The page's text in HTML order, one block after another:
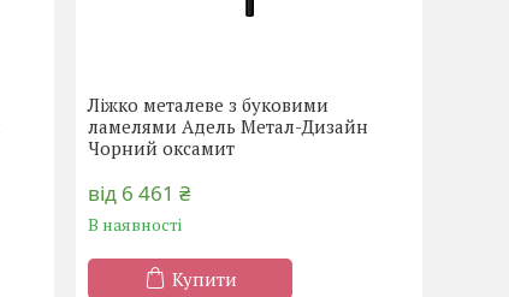
Ліжко металеве з буковими
ламелями Адель Метал-Дизайн
Чорний оксамит
від 6 461 ₴
В наявності
Купити